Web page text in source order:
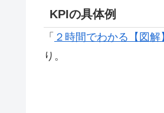
KPIの具体例
「 ２時間でわかる【図
り。